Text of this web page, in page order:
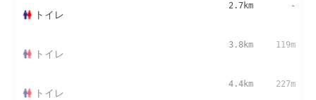
トイレ
2.7km -
トイレ
3.8km 119m
トイレ
4.4km 227m